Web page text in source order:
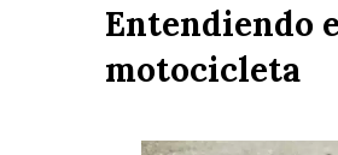
Entendiendo
motocicleta